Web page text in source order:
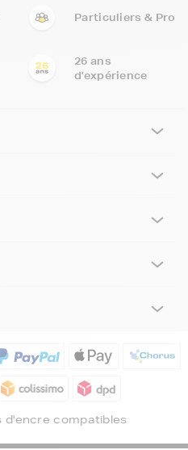
Particuliers & Pro
26 ans
d'expérience
compatibles
suivez notre actualité et